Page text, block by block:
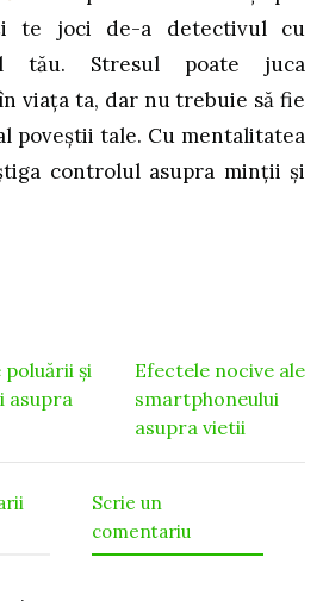
te joci de-a detectivul cu
tău. Stresul poate juca
viaţa ta, dar nu trebuie să fie
poveştii tale. Cu mentalitatea
controlul asupra minţii şi
poluării și
asupra
Efectele nocive ale
smartphoneului
asupra vietii
Scrie un
comentariu